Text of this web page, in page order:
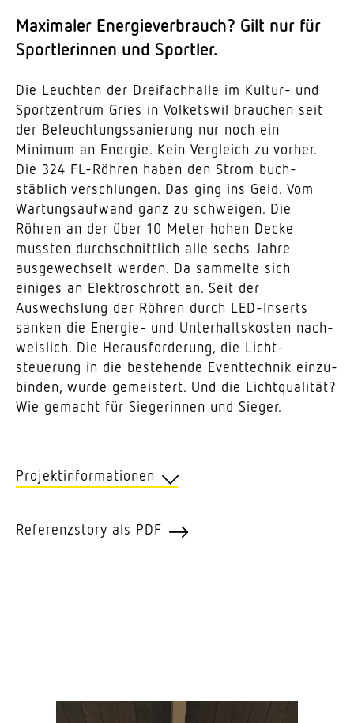
Maxi­maler Ener­gie­ver­brauch? Gilt nur für
Sport­le­rinnen und Sportler.
Die Leuchten der Drei­fach­halle im Kultur- und
Sport­zentrum Gries in Volketswil brauchen seit
der Beleuch­tungs­sa­nierung nur noch ein
Minimum an Energie. Kein Vergleich zu vorher.
Die 324 FL-Röhren haben den Strom buch­
stäblich verschlungen. Das ging ins Geld. Vom
Wartungs­aufwand ganz zu schweigen. Die
Röhren an der über 10 Meter hohen Decke
mussten durch­schnittlich alle sechs Jahre
ausge­wechselt werden. Da sammelte sich
einiges an Elek­tro­schrott an. Seit der
Auswechslung der Röhren durch LED-Inserts
sanken die Energie- und Unter­halts­kosten nach­
weislich. Die Heraus­for­derung, die Licht­
steuerung in die bestehende Event­technik einzu­
binden, wurde gemeistert. Und die Licht­qua­lität?
Wie gemacht für Siege­rinnen und Sieger.
Projektinformationen
Gemeinde Volketswil
me­trierung der neuen Beleuchtung, Verant­
Refe­renz­story als PDF